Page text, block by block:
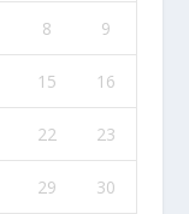
8 9
15 16
22 23
29
30